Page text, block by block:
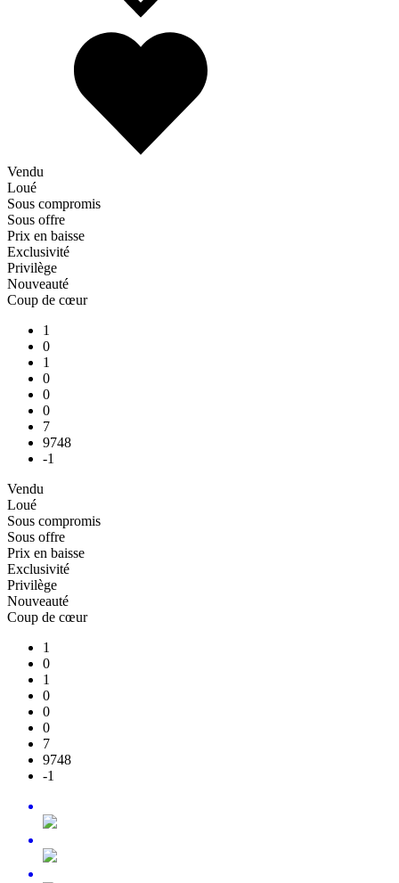
Vendu
Loué
Sous compromis
Sous offre
Prix en baisse
Exclusivité
Privilège
Nouveauté
Coup de cœur
1
0
1
0
0
0
7
9748
-1
Vendu
Loué
Sous compromis
Sous offre
Prix en baisse
Exclusivité
Privilège
Nouveauté
Coup de cœur
1
0
1
0
0
0
7
9748
-1